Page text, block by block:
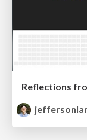
Reflections